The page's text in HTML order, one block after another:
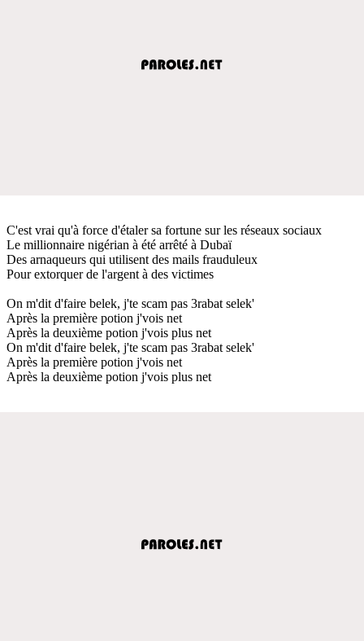
C'est vrai qu'à force d'étaler sa fortune sur les réseaux sociaux
Le millionnaire nigérian à été arrêté à Dubaï
Des arnaqueurs qui utilisent des mails frauduleux
Pour extorquer de l'argent à des victimes
On m'dit d'faire belek, j'te scam pas 3rabat selek'
Après la première potion j'vois net
Après la deuxième potion j'vois plus net
On m'dit d'faire belek, j'te scam pas 3rabat selek'
Après la première potion j'vois net
Après la deuxième potion j'vois plus net